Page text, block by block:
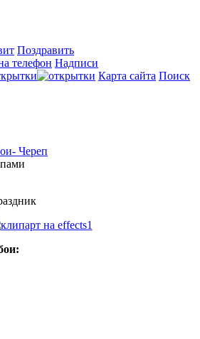
Поздравить
Надписи
Карта сайта Поиск
Череп